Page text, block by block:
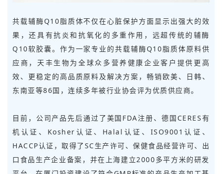
共载辅酶Q10脂质体不仅在心脏保护方面显示出强大的效
果，还具有抗炎和抗氧化的多重作用，远超传统的辅酶
Q10软胶囊。作为一家专业的共载辅酶Q10脂质体原料供
应商，天丰生物为全球众多营养健康企业客户提供更高
效、更稳定的高品质原料及解决方案，畅销欧美、日韩、
东南亚等86国，连续多年被行业协会评为优质供应商。
目前，公司产品先后通过了美国FDA注册、德国CERES有
机认证、Kosher认证、Halal认证、ISO9001认证、
HACCP认证，取得了SC生产许可、保健食品经营许可、出
口食品生产企业备案，并在上海建立2000多平方米的研发